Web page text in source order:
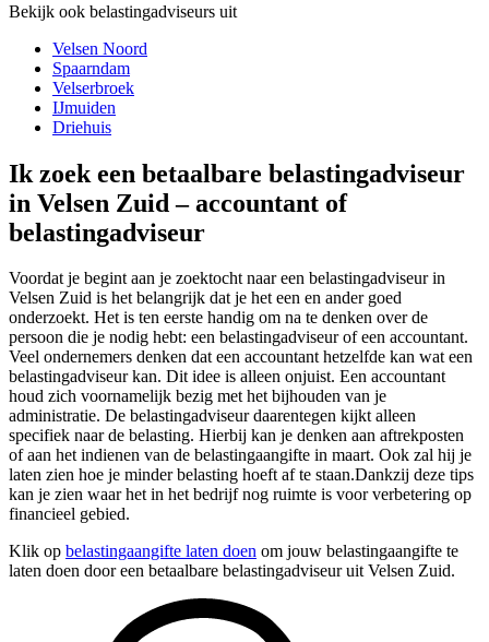
Bekijk ook belastingadviseurs uit
Velsen Noord
Spaarndam
Velserbroek
IJmuiden
Driehuis
Ik zoek een betaalbare belastingadviseur
in Velsen Zuid – accountant of
belastingadviseur
Voordat je begint aan je zoektocht naar een belastingadviseur in
Velsen Zuid is het belangrijk dat je het een en ander goed
onderzoekt. Het is ten eerste handig om na te denken over de
persoon die je nodig hebt: een belastingadviseur of een accountant.
Veel ondernemers denken dat een accountant hetzelfde kan wat een
belastingadviseur kan. Dit idee is alleen onjuist. Een accountant
houd zich voornamelijk bezig met het bijhouden van je
administratie. De belastingadviseur daarentegen kijkt alleen
specifiek naar de belasting. Hierbij kan je denken aan aftrekposten
of aan het indienen van de belastingaangifte in maart. Ook zal hij je
laten zien hoe je minder belasting hoeft af te staan.Dankzij deze tips
kan je zien waar het in het bedrijf nog ruimte is voor verbetering op
financieel gebied.
Klik op belastingaangifte laten doen om jouw belastingaangifte te
laten doen door een betaalbare belastingadviseur uit Velsen Zuid.